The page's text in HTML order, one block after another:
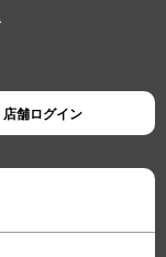
店舗ログイン